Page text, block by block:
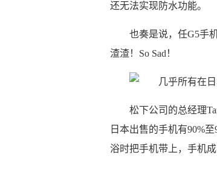
还无法实现防水功能。
也奏是说，任G5手
渣渣！So Sad！
松下公司的总经理
日本出售的手机有90%
浴时把手机带上，手机